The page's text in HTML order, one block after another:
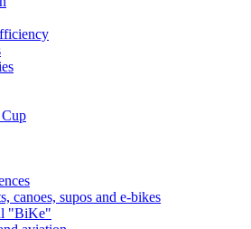
canoes, supos and e-bikes
"BiKe"